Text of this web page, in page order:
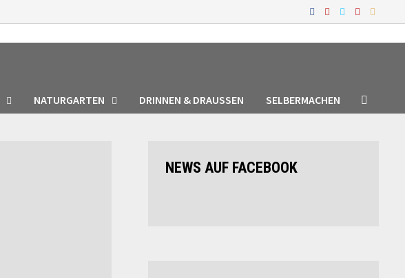
NATURGARTEN DRINNEN & DRAUSSEN SELBERMACHEN
NEWS AUF FACEBOOK